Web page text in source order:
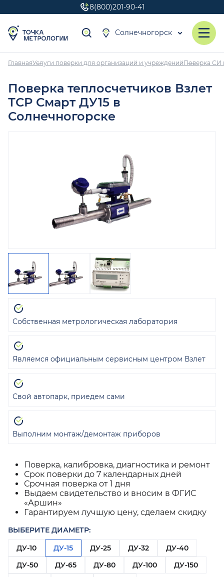
8(800)201-90-41
Солнечногорск
ГлавнаяУслуги поверки для организаций и учрежденийПоверка СИ
Поверка теплосчетчиков Взлет
ТСР Смарт ДУ15 в
Солнечногорске
Поверка, калибровка, диагностика и ремонт
Срок поверки до 7 календарных дней
Срочная поверка от 1 дня
Выдаем свидетельство и вносим в ФГИС
«Аршин»
Гарантируем лучшую цену, сделаем скидку
ВЫБЕРИТЕ ДИАМЕТР:
ДУ-10
ДУ-15 ДУ-25 ДУ-32
ДУ-40
ДУ-50
ДУ-65 ДУ-80 ДУ-100
ДУ-150
Собственная метрологическая лаборатория
Являемся официальным сервисным центром Взлет
Свой автопарк, приедем сами
Выполним монтаж/демонтаж приборов